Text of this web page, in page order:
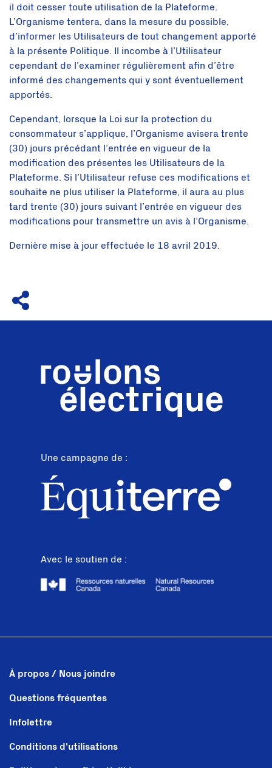
il doit cesser toute utilisation de la Plateforme.
L’Organisme tentera, dans la mesure du possible,
d’informer les Utilisateurs de tout changement apporté
à la présente Politique. Il incombe à l’Utilisateur
cependant de l’examiner régulièrement afin d’être
informé des changements qui y sont éventuellement
apportés.
Cependant, lorsque la Loi sur la protection du
consommateur s’applique, l’Organisme avisera trente
(30) jours précédant l’entrée en vigueur de la
modification des présentes les Utilisateurs de la
Plateforme. Si l’Utilisateur refuse ces modifications et
souhaite ne plus utiliser la Plateforme, il aura au plus
tard trente (30) jours suivant l’entrée en vigueur des
modifications pour transmettre un avis à l’Organisme.
Dernière mise à jour effectuée le 18 avril 2019.
Une campagne de :
Avec le soutien de :
À propos / Nous joindre
Questions fréquentes
Infolettre
Conditions d'utilisations